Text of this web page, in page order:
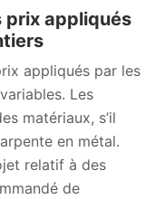
prix appliqués
appliqués par les
Les
matériaux, s’il
en métal.
relatif à des
de